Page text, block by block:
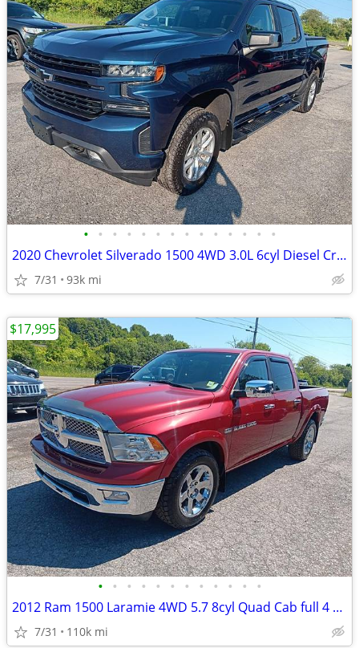
• • • • • • • • • • • • • •
2020 Chevrolet Silverado 1500 4WD 3.0L 6cyl Diesel Crew Cab 4 door ful
7/31 93k mi
• • • • • • • • • • • •
2012 Ram 1500 Laramie 4WD 5.7 8cyl Quad Cab full 4 door full size truc
7/31 110k mi
$17,995